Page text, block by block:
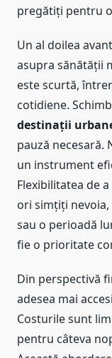
pregătiți pentru
Un al doilea
asupra sănătății
este scurtă,
cotidiene.
destinații
pauză necesară.
un instrument
Flexibilitatea de
ori simțiți nevoia,
sau o perioadă
fie o prioritate
Din perspectivă
adesea mai
Costurile sunt
pentru câteva